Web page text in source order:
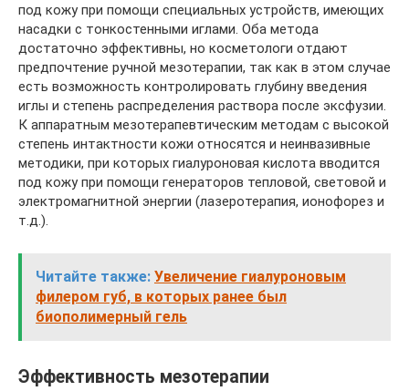
под кожу при помощи специальных устройств, имеющих
насадки с тонкостенными иглами. Оба метода
достаточно эффективны, но косметологи отдают
предпочтение ручной мезотерапии, так как в этом случае
есть возможность контролировать глубину введения
иглы и степень распределения раствора после эксфузии.
К аппаратным мезотерапевтическим методам с высокой
степень интактности кожи относятся и неинвазивные
методики, при которых гиалуроновая кислота вводится
под кожу при помощи генераторов тепловой, световой и
электромагнитной энергии (лазеротерапия, ионофорез и
т.д.).
Читайте также: Увеличение гиалуроновым
филером губ, в которых ранее был
биополимерный гель
Эффективность мезотерапии